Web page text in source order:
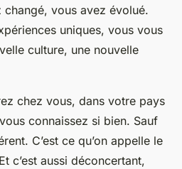
changé, vous avez évolué.
uniques, vous vous
culture, une nouvelle
chez vous, dans votre pays
connaissez si bien. Sauf
C’est ce qu’on appelle le
c’est aussi déconcertant,